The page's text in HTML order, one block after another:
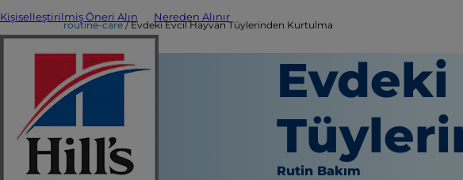
Kişiselleştirilmiş Öneri Alın Nereden Alınır
routine-care Evdeki Evcil Hayvan Tüylerinden Kurtulma
Evdeki
Rutin Bakım